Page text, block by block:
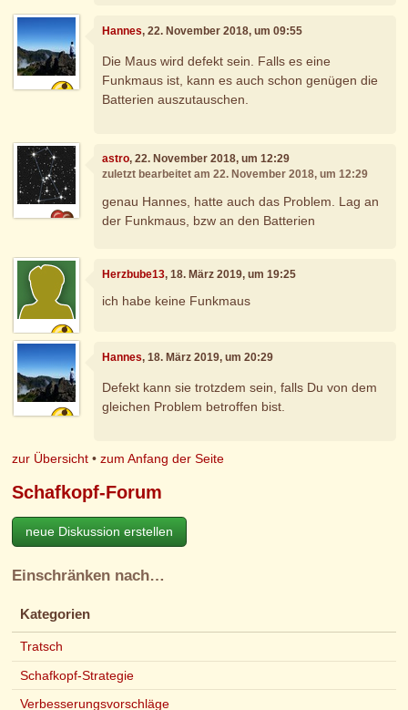
Hannes, 22. November 2018, um 09:55
Die Maus wird defekt sein. Falls es eine
Funkmaus ist, kann es auch schon genügen die
Batterien auszutauschen.
astro, 22. November 2018, um 12:29
zuletzt bearbeitet am 22. November 2018, um 12:29
genau Hannes, hatte auch das Problem. Lag an
der Funkmaus, bzw an den Batterien
Herzbube13, 18. März 2019, um 19:25
ich habe keine Funkmaus
Hannes, 18. März 2019, um 20:29
Defekt kann sie trotzdem sein, falls Du von dem
gleichen Problem betroffen bist.
zur Übersicht •zum Anfang der Seite
Schafkopf-Forum
neue Diskussion erstellen
Einschränken nach…
Kategorien
Tratsch
Schafkopf-Strategie
Verbesserungsvorschläge